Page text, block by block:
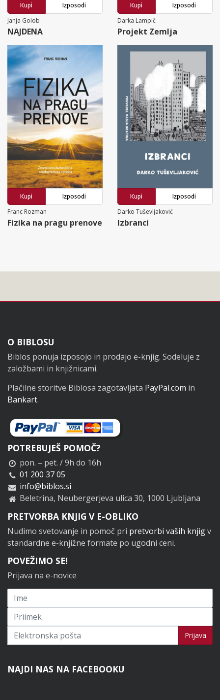
Kupi
Izposodi
Janja Golob
NAJDENA
Kupi
Izposodi
Darka Lampič
Projekt Zemlja
Kupi
Izposodi
Franc Rozman
Fizika na pragu prenove
Kupi
Izposodi
Darko Tuševljaković
Izbranci
Noga
O BIBLOSU
Biblos ponuja izposojo in prodajo e-knjig. Sodeluje z
založbami in knjižnicami.
Plačilne storitve Biblosa zagotavljata PayPal.com in
Bankart.
POTREBUJEŠ POMOČ?
pon. – pet. / 9h do 16h
01 200 37 05
info@biblos.si
Beletrina, Neubergerjeva ulica 30, 1000 Ljubljana
PRETVORBA KNJIG V E-OBLIKO
Nudimo svetovanje in pomoč pri pretvorbi vaših knjigv
standardne e-knjižne formate po ugodni ceni.
POVEŽIMO SE!
Prijava na e-novice
Prijavi se na novice Prijava
NAJDI NAS NA FACEBOOKU